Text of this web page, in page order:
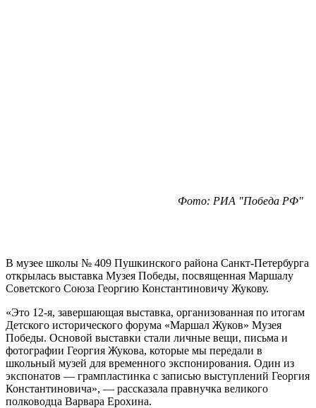
Фото: РИА "Победа РФ"
В музее школы № 409 Пушкинского района Санкт-Петербурга
открылась выставка Музея Победы, посвященная Маршалу
Советского Союза Георгию Константиновичу Жукову.
«Это 12-я, завершающая выставка, организованная по итогам
Детского исторического форума «Маршал Жуков» Музея
Победы. Основой выставки стали личные вещи, письма и
фотографии Георгия Жукова, которые мы передали в
школьный музей для временного экспонирования. Один из
экспонатов — грампластинка с записью выступлений Георгия
Константиновича», — рассказала правнучка великого
полководца Варвара Ерохина.